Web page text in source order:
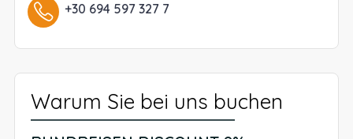
+30 694 597 327 7
Warum Sie bei uns buchen